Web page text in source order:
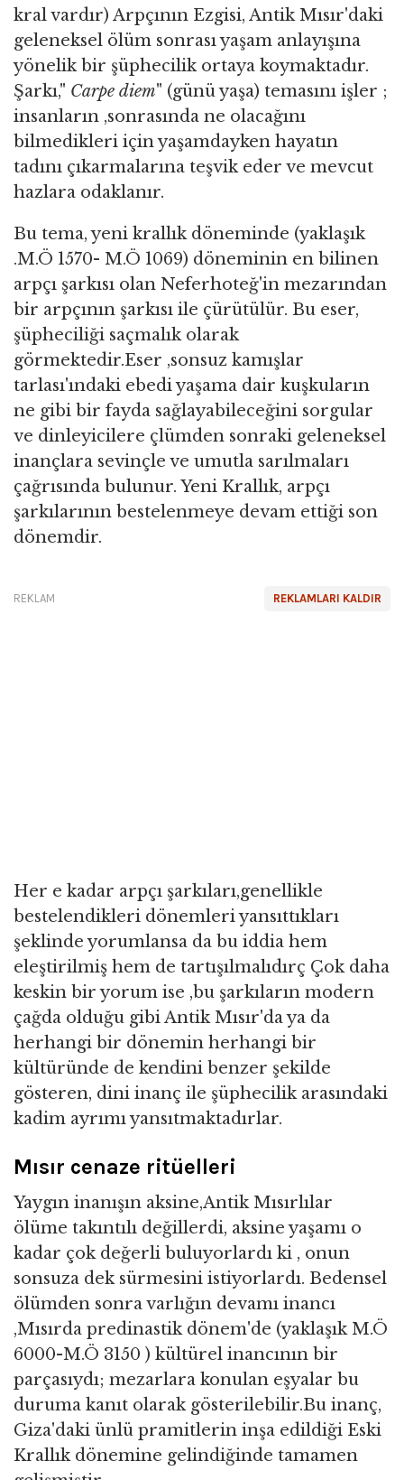
kral vardır) Arpçının Ezgisi, Antik Mısır'daki
geleneksel ölüm sonrası yaşam anlayışına
yönelik bir şüphecilik ortaya koymaktadır.
Şarkı," Carpe diem" (günü yaşa) temasını işler ;
insanların ,sonrasında ne olacağını
bilmedikleri için yaşamdayken hayatın
tadını çıkarmalarına teşvik eder ve mevcut
hazlara odaklanır.
Bu tema, yeni krallık döneminde (yaklaşık
.M.Ö 1570- M.Ö 1069) döneminin en bilinen
arpçı şarkısı olan Neferhoteğ'in mezarından
bir arpçının şarkısı ile çürütülür. Bu eser,
şüpheciliği saçmalık olarak
görmektedir.Eser ,sonsuz kamışlar
tarlası'ındaki ebedi yaşama dair kuşkuların
ne gibi bir fayda sağlayabileceğini sorgular
ve dinleyicilere çlümden sonraki geleneksel
inançlara sevinçle ve umutla sarılmaları
çağrısında bulunur. Yeni Krallık, arpçı
şarkılarının bestelenmeye devam ettiği son
dönemdir.
REKLAMLARI KALDIR
REKLAM
Her e kadar arpçı şarkıları,genellikle
bestelendikleri dönemleri yansıttıkları
şeklinde yorumlansa da bu iddia hem
eleştirilmiş hem de tartışılmalıdırç Çok daha
keskin bir yorum ise ,bu şarkıların modern
çağda olduğu gibi Antik Mısır'da ya da
herhangi bir dönemin herhangi bir
kültüründe de kendini benzer şekilde
gösteren, dini inanç ile şüphecilik arasındaki
kadim ayrımı yansıtmaktadırlar.
Mısır cenaze ritüelleri
Yaygın inanışın aksine,Antik Mısırlılar
ölüme takıntılı değillerdi, aksine yaşamı o
kadar çok değerli buluyorlardı ki , onun
sonsuza dek sürmesini istiyorlardı. Bedensel
ölümden sonra varlığın devamı inancı
,Mısırda predinastik dönem'de (yaklaşık M.Ö
6000-M.Ö 3150 ) kültürel inancının bir
parçasıydı; mezarlara konulan eşyalar bu
duruma kanıt olarak gösterilebilir.Bu inanç,
Giza'daki ünlü pramitlerin inşa edildiği Eski
Krallık dönemine gelindiğinde tamamen